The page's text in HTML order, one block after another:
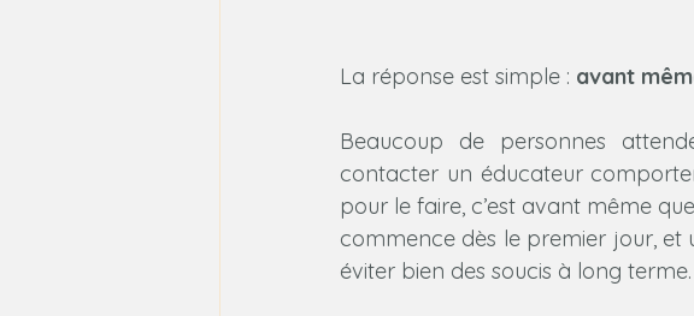
La réponse est simple : avant
Beaucoup de personnes
contacter un éducateur
pour le faire, c’est avant même
commence dès le premier jour,
éviter bien des soucis à long terme.